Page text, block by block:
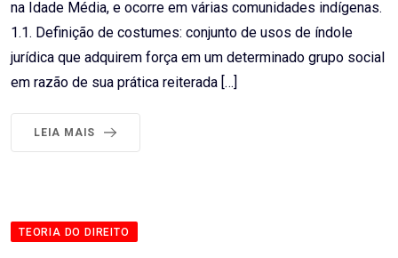
na Idade Média, e ocorre em várias comunidades indígenas.
1.1. Definição de costumes: conjunto de usos de índole
jurídica que adquirem força em um determinado grupo social
em razão de sua prática reiterada […]
LEIA MAIS
TEORIA DO DIREITO